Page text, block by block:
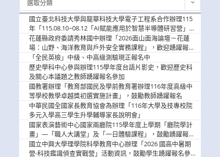
選取分類
國立臺北科技大學與龍華科技大學電子工程系合作辦理115
年「115.08.10~08.12「AI賦能應用於智慧半導體研習營」，
歡迎學生踴躍報名參加
花蓮縣政府委請秀林國中辦理「2026面山面海論壇－花蓮
場：山野、海洋教育與戶外安全實務課程」，歡迎踴躍報名
參加
「全民英檢」中級、中高級測驗現正報名中
歷史學科中心參與辦理115學年度台語片影史，歡迎歷史科
及關心本議題之教師踴躍報名參加
國教署辦理「教育部國民及學前教育署辦理116年度高級中
等學校教學卓越獎初選實施計畫」，鼓勵教師踴躍報名
中華民國全國家長教育協會為辦理「116年大學及技專校院
多元入學高三學生升學輔導家長說明會」
國家表演藝術中心國家兩廳院115學年度上學期「廳院學計
畫」—「職人大講堂」及「一日體驗課程」，鼓勵踴躍報名
參與。
國立中興大學理學院科學教育中心辦理「2026 國高中暑期
營-科技鑑識偵查實戰營」活動資訊，鼓勵學生踴躍報名參